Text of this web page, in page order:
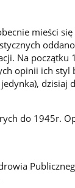
mieści
Na początku
opinii ich styl
dzisiaj
do 1945r.